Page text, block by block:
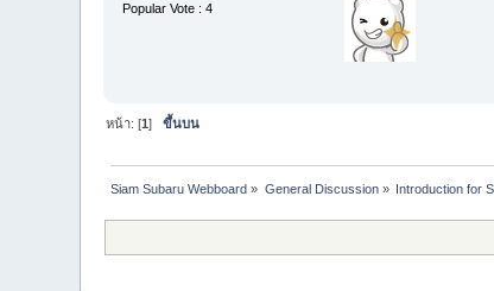
Popular Vote : 4
หน้า: [1]ขึ้นบน
Siam Subaru Webboard » General Discussion» Introduction for